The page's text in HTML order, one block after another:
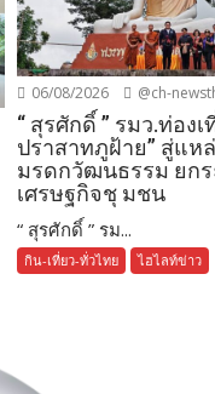
06/08/2026 @ch-
“ สุรศักดิ์ ” รมว.ท่อง
ปราสาทภูฝ้าย” สู่แห
มรดกวัฒนธรรม ยก
เศรษฐกิจชุ มชน
“ สุรศักดิ์ ” รม...
กิน-เที่ยว-ทั่วไทย ไฮไลท์ข่าว